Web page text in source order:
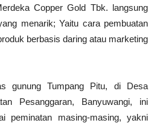
Copper Gold Tbk. langsung
menarik; Yaitu cara pembuatan
berbasis daring atau marketing
gunung Tumpang Pitu, di Desa
Pesanggaran, Banyuwangi, ini
peminatan masing-masing, yakni